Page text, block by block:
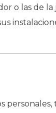
o las de la
personales,